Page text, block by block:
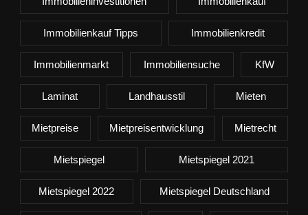
Immobilienkauf Tipps Immobilienkredit
Immobilienmarkt Immobiliensuche KfW
Laminat Landhausstil Mieten
Mietpreise Mietpreisentwicklung Mietrecht
Mietspiegel Mietspiegel 2021
Mietspiegel 2022 Mietspiegel Deutschland